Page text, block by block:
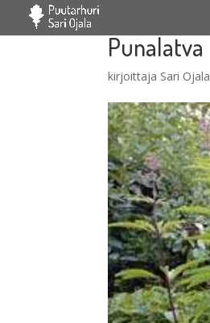
Punalatva
kirjoittaja Sari Ojala